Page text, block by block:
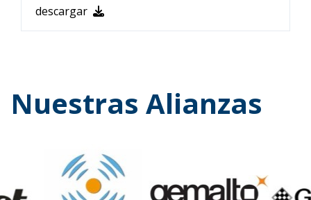
descargar
Nuestras Alianzas